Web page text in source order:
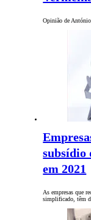
Opinião de
subsídio
em 2021
As empresas que
simplificado, têm